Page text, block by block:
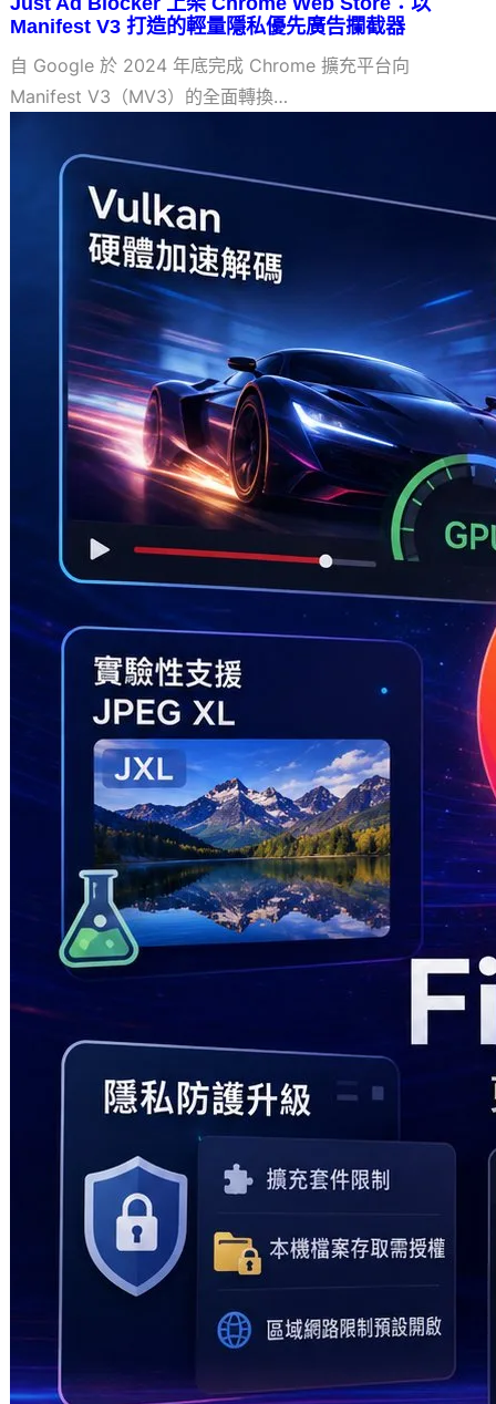
Manifest V3 打造的輕量隱私優先廣告攔截器
自 Google 於 2024 年底完成 Chrome 擴充平台向
Manifest V3（MV3）的全面轉換…
2026 年 7 月 22 日